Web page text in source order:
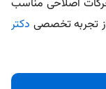
اصلاحی مناسب
تجربه تخصصی دکتر